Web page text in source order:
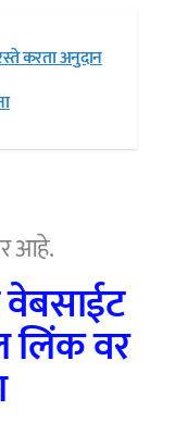
करता अनुदान
आहे.
लिंक वर